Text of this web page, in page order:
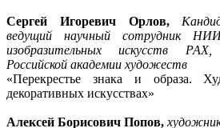
Сергей Игоревич Орлов,
ведущий научный сотрудник
изобразительных искусств
Российской академии художеств
«Перекрестье знака и образа.
декоративных искусствах»
Алексей Борисович Попов,